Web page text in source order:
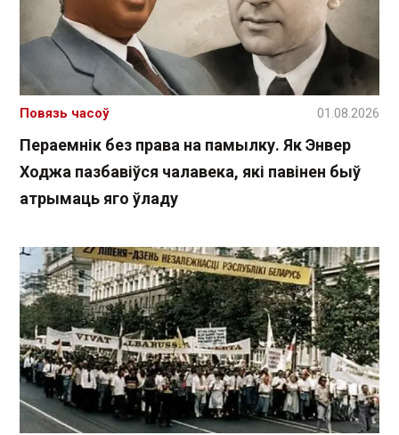
Пераемнік без права на памылку. Як Энвер
Ходжа пазбавіўся чалавека, які павінен быў
атрымаць яго ўладу
Повязь часоў 01.08.2026